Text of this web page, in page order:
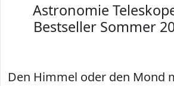
Astronomie
Bestseller Sommer
Den Himmel oder den Mond